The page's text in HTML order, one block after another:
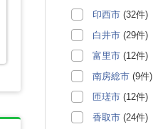
印西市 (32件)
白井市 (29件)
富里市 (12件)
南房総市 (9件)
匝瑳市 (12件)
香取市 (24件)